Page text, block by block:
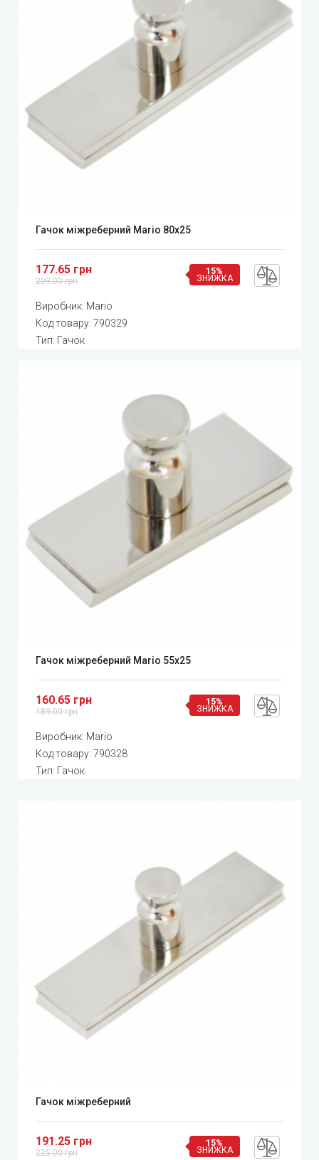
Гачок міжреберний Mario 80x25
177.65 грн
209.00 грн
15%
ЗНИЖКА
Виробник: Mario
Код товару: 790329
Тип: Гачок
Гачок міжреберний Mario 55x25
160.65 грн
189.00 грн
15%
ЗНИЖКА
Виробник: Mario
Код товару: 790328
Тип: Гачок
Гачок міжреберний
191.25 грн
225.00 грн
15%
ЗНИЖКА